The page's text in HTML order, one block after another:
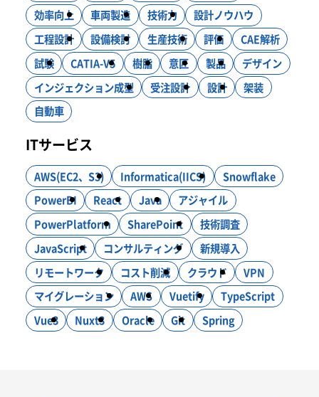
お問い合わせ
効率向上
車両製造 技術力
設計ノウハウ
工程設計
設備検討 生産技術 評価
CAE解析
試験
CATIA-V5 樹脂 意匠 製品
デザイン
インジェクション成型
受注設計 設計
架装
自動車
ITサービス
AWS(EC2、S3) Informatica(IICS)
Snowflake
PowerBI
React Java
アジャイル
PowerPlatform
SharePoint
技術調査
JavaScript
コンサルティング
新規導入
リモートワーク
コスト削減 クラウド
VPN
マイグレーション
AWS Vuetify
TypeScript
Vue3
Nuxt3 Oracle Git Spring